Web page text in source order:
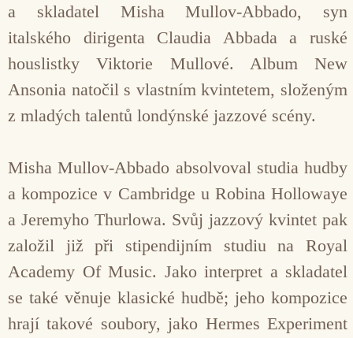
a skladatel Misha Mullov-Abbado, syn
italského dirigenta Claudia Abbada a ruské
houslistky Viktorie Mullové. Album New
Ansonia natočil s vlastním kvintetem, složeným
z mladých talentů londýnské jazzové scény.
Misha Mullov-Abbado absolvoval studia hudby
a kompozice v Cambridge u Robina Hollowaye
a Jeremyho Thurlowa. Svůj jazzový kvintet pak
založil již při stipendijním studiu na Royal
Academy Of Music. Jako interpret a skladatel
se také věnuje klasické hudbě; jeho kompozice
hrají takové soubory, jako Hermes Experiment